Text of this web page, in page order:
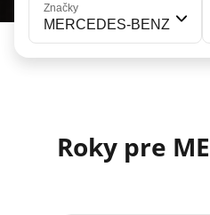
Značky
MERCEDES-BENZ
Roky pre